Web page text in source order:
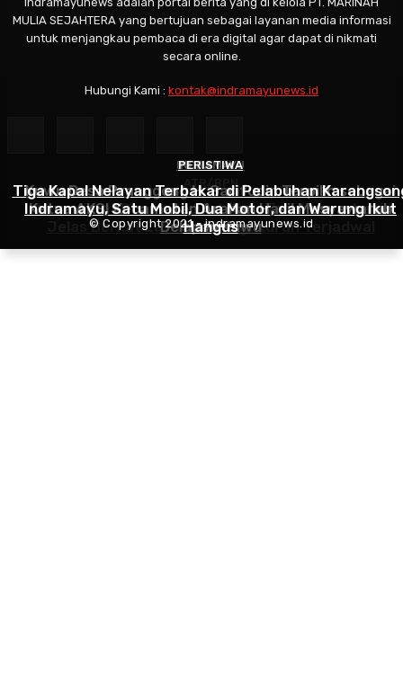
ATR/BPN
Masyarakat Dapat Jadwal Ukur Tanah yang Lebih
Jelas Berkat Layanan Pengukuran Terjadwal
INDRAMAYU
Kuwu Desa Pranggong H. Sarifudin Terpilih sebagai
Ketua AKSI Kecamatan Arahan Hasil Musyawarah
Delapan Kuwu
PERISTIWA
Tiga Kapal Nelayan Terbakar di Pelabuhan
Indramayu, Satu Mobil, Dua Motor, dan Warung Ikut
Hangus
MULIA SEJAHTERA yang bertujuan sebagai layanan media informasi
untuk menjangkau pembaca di era digital agar dapat di nikmati
secara online.
Hubungi Kami : kontak@indramayunews.id
© Copyright 2021 - indramayunews.id